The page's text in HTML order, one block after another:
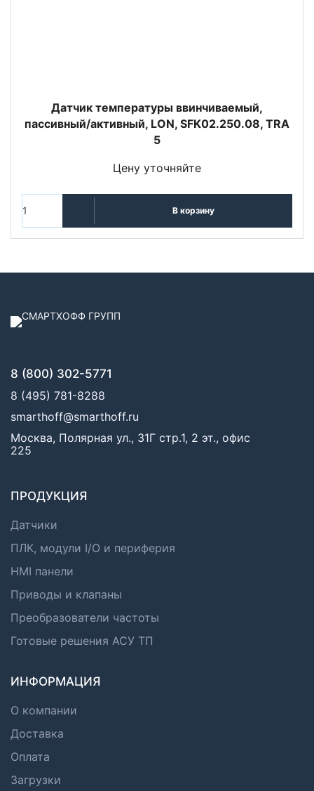
Датчик температуры ввинчиваемый,
пассивный/активный, LON, SFK02.250.08, TRA
5
Цену уточняйте
В корзину
8 (800) 302-5771
8 (495) 781-8288
smarthoff@smarthoff.ru
Москва, Полярная ул., 31Г стр.1, 2 эт., офис
225
ПРОДУКЦИЯ
Датчики
ПЛК, модули I/O и периферия
HMI панели
Приводы и клапаны
Преобразователи частоты
Готовые решения АСУ ТП
ИНФОРМАЦИЯ
О компании
Доставка
Оплата
Загрузки